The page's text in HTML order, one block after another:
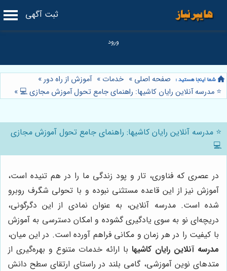
ثبت آگهی
صفحه اصلی » خدمات » آموزش از راه دور»
⭐️ مدرسه آنلاین رایان کاشیها: راهنمای جامع تحول آموزش مجازی 💻 »
⭐️ مدرسه آنلاین رایان کاشیها: راهنمای جامع تحول آموزش مجازی
💻
در عصری که فناوری، تار و پود زندگی ما را در هم تنیده است،
آموزش نیز از این قاعده مستثنی نبوده و با تحولی شگرف روبرو
شده است. مدرسه آنلاین، به عنوان نمادی از این دگرگونی،
دریچه‌ای نو به سوی یادگیری گشوده و امکان دسترسی به آموزش
با کیفیت را در هر زمان و مکانی فراهم آورده است. در این میان،
مدرسه آنلاین رایان کاشیها با ارائه خدمات متنوع و بهره‌گیری از
متدهای نوین آموزشی، گامی بلند در راستای ارتقای سطح دانش